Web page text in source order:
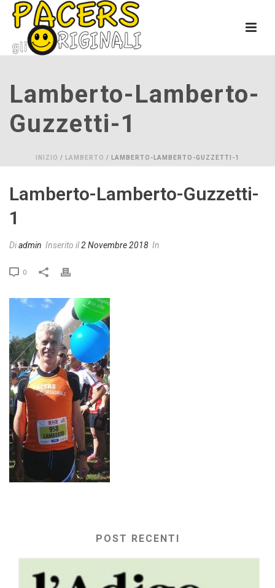
Lamberto-Lamberto-
Guzzetti-1
INIZIO / LAMBERTO / LAMBERTO-LAMBERTO-GUZZETTI-1
Lamberto-Lamberto-Guzzetti-
1
Diadmin Inserito il2 Novembre 2018 In
0
POST RECENTI